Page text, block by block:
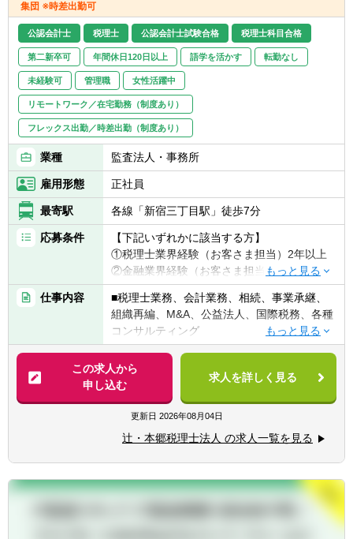
集団 ※時差出勤可
公認会計士 税理士 公認会計士試験合格 税理士科目合格
第二新卒可 年間休日120日以上 語学を活かす 転勤なし
未経験可 管理職 女性活躍中
リモートワーク／在宅勤務（制度あり）
フレックス出勤／時差出勤（制度あり）
業種 監査法人・事務所
雇用形態 正社員
最寄駅 各線「新宿三丁目駅」徒歩7分
応募条件
【下記いずれかに該当する方】
①税理士業界経験（お客さま担当）2年以上
②金融業界経験（お客さま担当）3年以上
③社会人経験（業界等問わず）2年以上 か
つ 税理士科目1科目以上の取得者
④税理士
⑤公認会計士
※税務業務未経験会計士の方も歓迎いたしま
す！！
【求める人物像】
■税務・会計にとどまらず、総合的な観点か
ら経営コンサルティングに携りたい方
仕事内容
■税理士業務、会計業務、相続、事業承継、
組織再編、M&A、公益法人、国際税務、各種
コンサルティング
【法人全体の特色】
■業界トップレベルの規模でお客様に対して
サービス提供しています。
■チーム連携：税理士、公認会計士、中小企
業診断士など、税務・会計に関わる様々な分
野のエキスパートが集結し、案件によって
は、互いにチームを組んで業務を進めること
があります。
■広範囲な取扱業務
一般企業をはじめ、医療法人、公益法人、社
この求人から
申し込む
求人を詳しく見る
更新日 2026年08月04日
辻・本郷税理士法人 の求人一覧を見る